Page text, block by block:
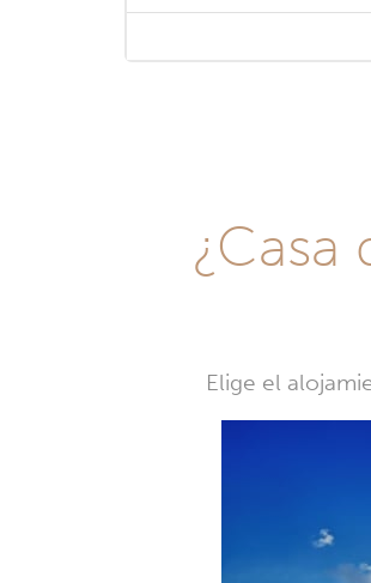
Elige el